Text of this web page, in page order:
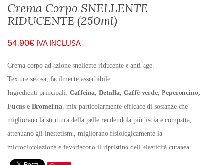
Crema Corpo SNELLENTE
RIDUCENTE (250ml)
54,90€ IVA INCLUSA
Crema corpo ad azione snellente riducente e anti-age.
Texture setosa, facilmente assorbibile.
Ingredienti principali: Caffeina, Betulla, Caffè verde, Peperoncino,
Fucus e Bromelina, mix particolarmente efficace di sostanze che
migliorano la struttura della pelle rendendola più liscia e compatta,
attenuano gli inestetismi, migliorano fisiologicamente la
microcircolazione e favoriscono il ripristino dell’elasticità cutanea.